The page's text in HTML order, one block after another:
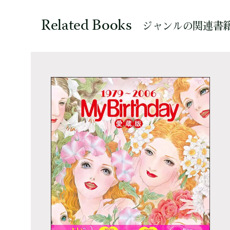
Related Books ジャンルの関連書